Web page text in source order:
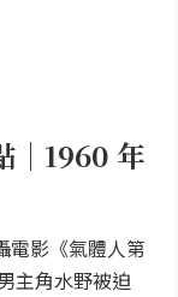
｜1960 年
電影《氣體人第
主角水野被迫